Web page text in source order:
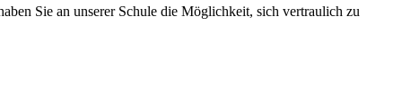
Sie an unserer Schule die Möglichkeit, sich vertraulich zu